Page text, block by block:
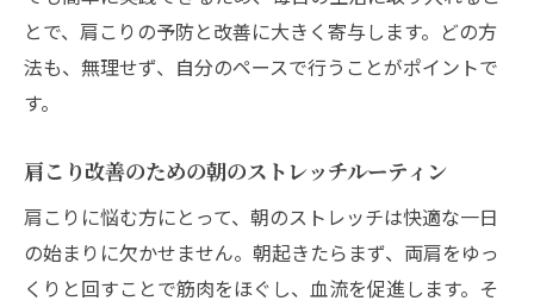
とで、肩こりの予防と改善に大きく寄与します。どの方
法も、無理せず、自分のペースで行うことがポイントで
す。
肩こり改善のための朝のストレッチルーティン
肩こりに悩む方にとって、朝のストレッチは快適な一日
の始まりに欠かせません。朝起きたらまず、両肩をゆっ
くりと回すことで筋肉をほぐし、血流を促進します。そ